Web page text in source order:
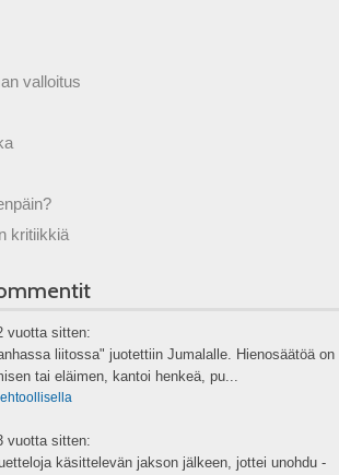
valloitus
kritiikkiä
vuotta sitten:
liitossa" juotettiin Jumalalle. Hienosäätöä on
tai eläimen, kantoi henkeä, pu...
vuotta sitten:
käsittelevän jakson jälkeen, jottei unohdu -